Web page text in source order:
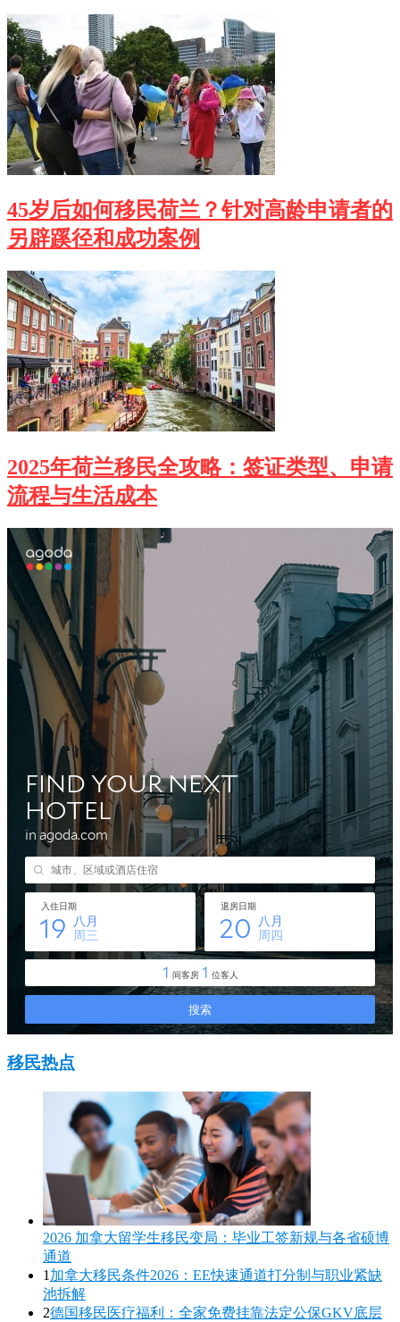
45岁后如何移民荷兰？针对高龄申请者的
另辟蹊径和成功案例
2025年荷兰移民全攻略：签证类型、申请
流程与生活成本
移民热点
2026 加拿大留学生移民变局：毕业工签新规与各省硕博
通道
1 加拿大移民条件2026：EE快速通道打分制与职业紧缺
池拆解
2德国移民医疗福利：全家免费挂靠法定公保GKV底层